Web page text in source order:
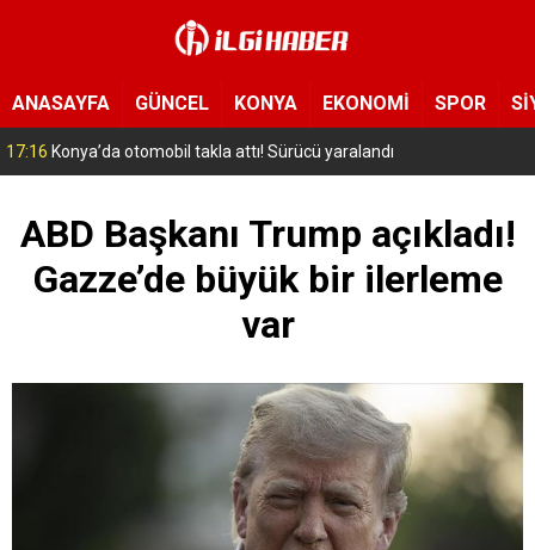
ANASAYFA GÜNCEL KONYA EKONOMİ SPOR
16:49 Konya’da tır kırmızı ışıkta bekleyen araçlara çarptı: 1 ölü, 9 yaralı
ABD Başkanı Trump açıkladı!
Gazze’de büyük bir ilerleme
var